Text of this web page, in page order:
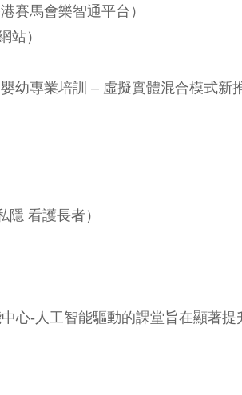
賽馬會樂智通平台）
站）
幼專業培訓 – 虛擬實體混合模式新
看護長者）
心-人工智能驅動的課堂旨在顯著提